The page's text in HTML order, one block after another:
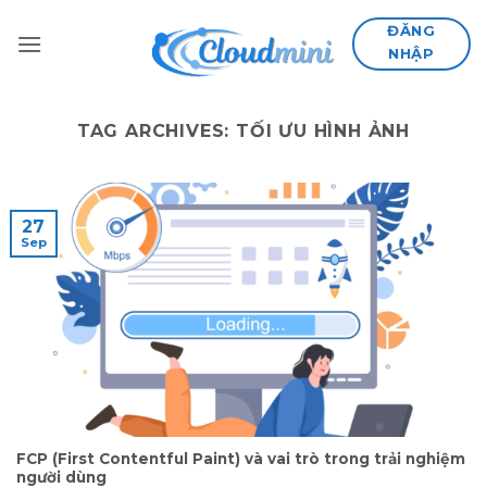
ĐĂNG
NHẬP
TAG ARCHIVES: TỐI ƯU HÌNH ẢNH
FCP (First Contentful Paint) và vai trò trong trải nghiệm
người dùng
27
Sep